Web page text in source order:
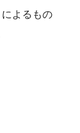
によるもの